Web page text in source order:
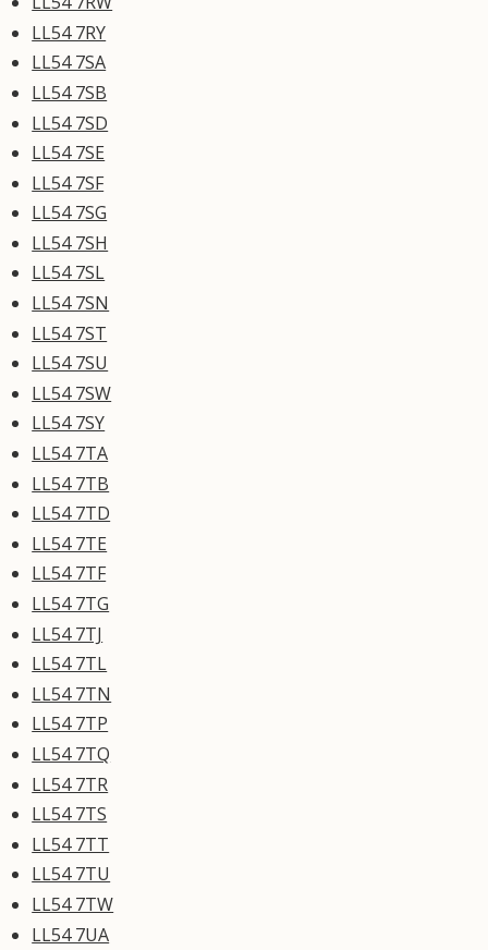
LL54 7RY
LL54 7SA
LL54 7SB
LL54 7SD
LL54 7SE
LL54 7SF
LL54 7SG
LL54 7SH
LL54 7SL
LL54 7SN
LL54 7ST
LL54 7SU
LL54 7SW
LL54 7SY
LL54 7TA
LL54 7TB
LL54 7TD
LL54 7TE
LL54 7TF
LL54 7TG
LL54 7TJ
LL54 7TL
LL54 7TN
LL54 7TP
LL54 7TQ
LL54 7TR
LL54 7TS
LL54 7TT
LL54 7TU
LL54 7TW
LL54 7UA